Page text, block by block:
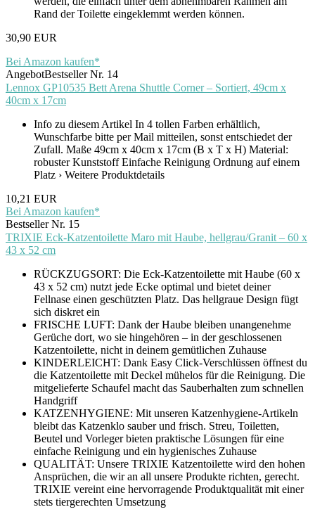
Rand der Toilette eingeklemmt werden können.
30,90 EUR
Bei Amazon kaufen*
AngebotBestseller Nr. 14
Lennox GP10535 Bett Arena Shuttle Corner – Sortiert, 49cm x
40cm x 17cm
Info zu diesem Artikel In 4 tollen Farben erhältlich,
Wunschfarbe bitte per Mail mitteilen, sonst entschiedet der
Zufall. Maße 49cm x 40cm x 17cm (B x T x H) Material:
robuster Kunststoff Einfache Reinigung Ordnung auf einem
Platz › Weitere Produktdetails
10,21 EUR
Bei Amazon kaufen*
Bestseller Nr. 15
TRIXIE Eck-Katzentoilette Maro mit Haube, hellgrau/Granit – 60 x
43 x 52 cm
RÜCKZUGSORT: Die Eck-Katzentoilette mit Haube (60 x
43 x 52 cm) nutzt jede Ecke optimal und bietet deiner
Fellnase einen geschützten Platz. Das hellgraue Design fügt
sich diskret ein
FRISCHE LUFT: Dank der Haube bleiben unangenehme
Gerüche dort, wo sie hingehören – in der geschlossenen
Katzentoilette, nicht in deinem gemütlichen Zuhause
KINDERLEICHT: Dank Easy Click-Verschlüssen öffnest du
die Katzentoilette mit Deckel mühelos für die Reinigung. Die
mitgelieferte Schaufel macht das Sauberhalten zum schnellen
Handgriff
KATZENHYGIENE: Mit unseren Katzenhygiene-Artikeln
bleibt das Katzenklo sauber und frisch. Streu, Toiletten,
Beutel und Vorleger bieten praktische Lösungen für eine
einfache Reinigung und ein hygienisches Zuhause
QUALITÄT: Unsere TRIXIE Katzentoilette wird den hohen
Ansprüchen, die wir an all unsere Produkte richten, gerecht.
TRIXIE vereint eine hervorragende Produktqualität mit einer
stets tiergerechten Umsetzung